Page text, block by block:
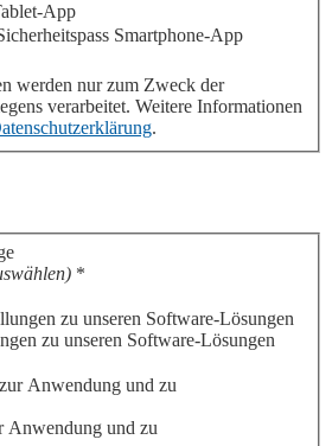
App
Smartphone-App
werden nur zum Zweck der
verarbeitet. Weitere Informationen
.
*
zu unseren Software-Lösungen
Anwendung und zu